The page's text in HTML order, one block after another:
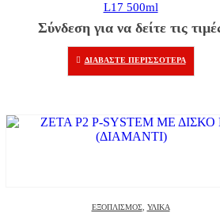
L17 500ml
Σύνδεση για να δείτε τις
ΔΙΑΒΆΣΤΕ ΠΕΡΙΣΣΌΤΕΡΑ
ΕΞΟΠΛΙΣΜΌΣ, ΥΛΙΚΆ